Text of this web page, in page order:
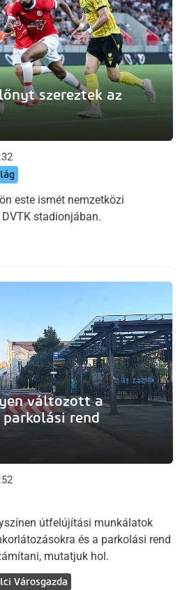
szereztek az
este ismét nemzetközi
stadionjában.
változott a
rend
útfelújítási munkálatok
és a parkolási rend
mutatjuk hol.
Városgazda